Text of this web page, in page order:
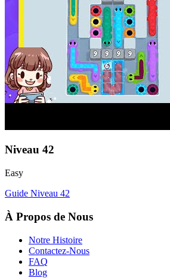
Niveau 42
Easy
Guide Niveau 42
À Propos de Nous
Notre Histoire
Contactez-Nous
FAQ
Blog